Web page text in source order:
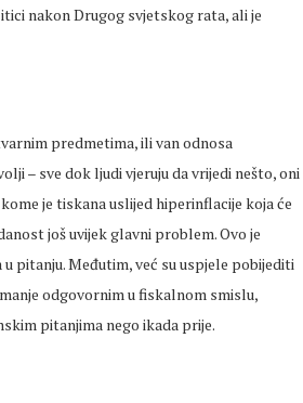
nakon Drugog svjetskog rata, ali je
predmetima, ili van odnosa
– sve dok ljudi vjeruju da vrijedi nešto, oni
je tiskana uslijed hiperinflacije koja će
još uvijek glavni problem. Ovo je
pitanju. Međutim, već su uspjele pobijediti
odgovornim u fiskalnom smislu,
pitanjima nego ikada prije.